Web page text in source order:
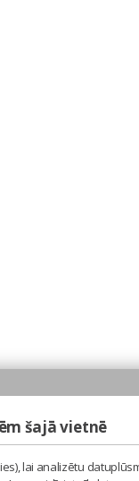
šajā vietnē
lai analizētu